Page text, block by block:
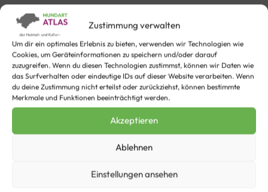
Zustimmung verwalten
Um dir ein optimales Erlebnis zu bieten, verwenden wir Technologien wie
Cookies, um Geräteinformationen zu speichern und/oder darauf
zuzugreifen. Wenn du diesen Technologien zustimmst, können wir Daten wie
das Surfverhalten oder eindeutige IDs auf dieser Website verarbeiten. Wenn
du deine Zustimmung nicht erteilst oder zurückziehst, können bestimmte
Merkmale und Funktionen beeinträchtigt werden.
Akzeptieren
Ablehnen
Einstellungen ansehen
Martin, böss du et?
Martin, bist du es?